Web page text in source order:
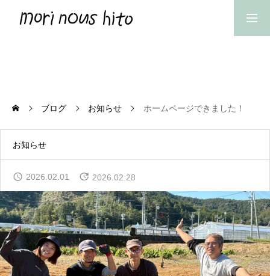
ABOUT US
NEWS
EVENT
私たちの農業体験
COMMUNITY
新しい集落営農
ブログ お知らせ ホームページできました！
お知らせ
2026.02.01 2026.02.28